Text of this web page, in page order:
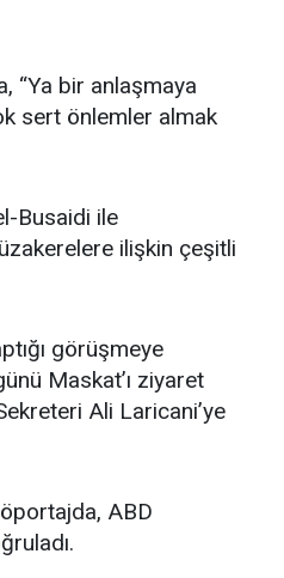
“Ya bir anlaşmaya
sert önlemler almak
Busaidi ile
ilişkin çeşitli
görüşmeye
Maskat’ı ziyaret
Ali Laricani’ye
ABD